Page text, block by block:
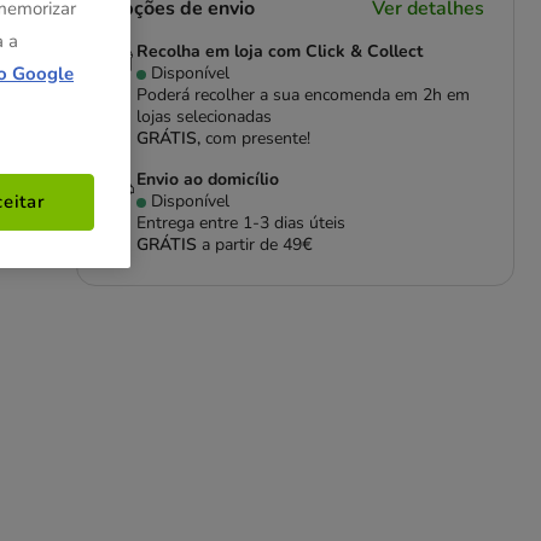
Opções de envio Ver detalhes
Recolha em loja com Click & Collect
Disponível
Poderá recolher a sua encomenda em 2h em
lojas selecionadas
GRÁTIS,com presente!
Envio ao domicílio
Disponível
Entrega entre 1-3 dias úteis
GRÁTIS a partir de 49€
a
Google